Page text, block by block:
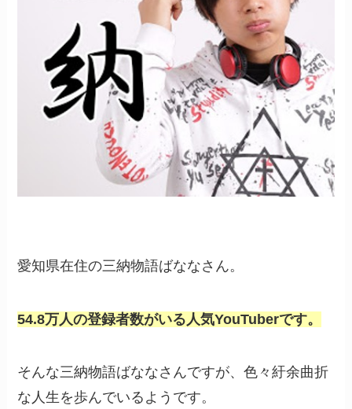
愛知県在住の三納物語ばななさん。
54.8万人の登録者数がいる人気YouTuberです。
そんな三納物語ばななさんですが、色々紆余曲折
な人生を歩んでいるようです。